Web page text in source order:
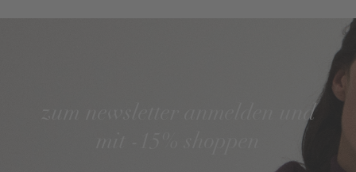
zum newsletter anmelden und